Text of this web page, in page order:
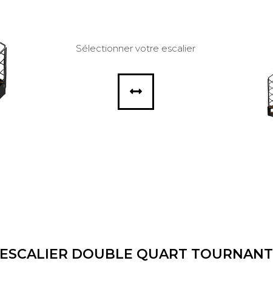
Sélectionner votre escalier
ESCALIER DOUBLE QUART TOURNANT